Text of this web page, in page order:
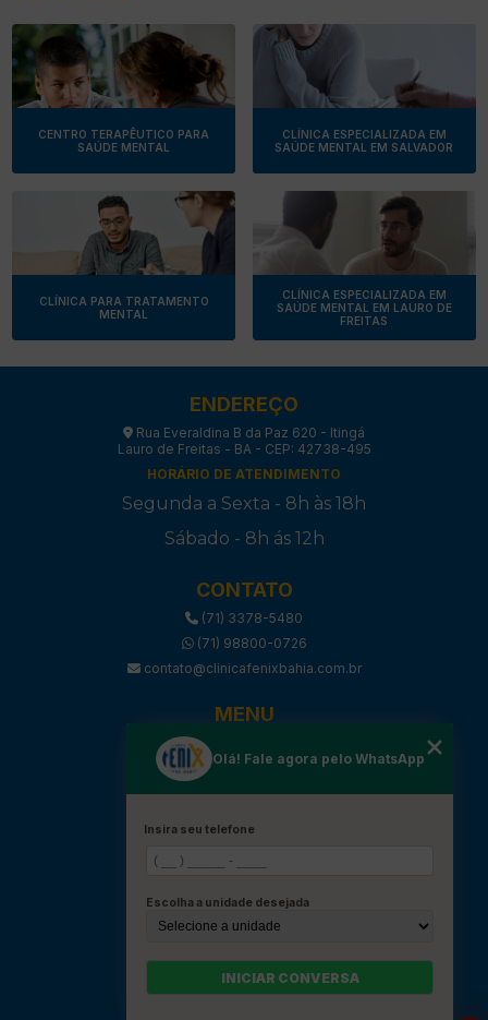
CENTRO TERAPÊUTICO PARA
SAÚDE MENTAL
CLÍNICA ESPECIALIZADA EM
SAÚDE MENTAL EM SALVADOR
CLÍNICA PARA TRATAMENTO
MENTAL
CLÍNICA ESPECIALIZADA EM
SAÚDE MENTAL EM LAURO DE
FREITAS
ENDEREÇO
Rua Everaldina B da Paz 620 - Itingá
Lauro de Freitas - BA - CEP: 42738-495
HORÁRIO DE ATENDIMENTO
Segunda a Sexta - 8h às 18h
Sábado - 8h ás 12h
CONTATO
(71) 3378-5480
(71) 98800-0726
contato@clinicafenixbahia.com.br
MENU
SERVIÇOS
BLOG
PROCEDIMENTOS
CONTATOS
MAPA DO SITE
Olá! Fale agora pelo WhatsApp
Insira seu telefone
Escolha a unidade desejada
INICIAR CONVERSA